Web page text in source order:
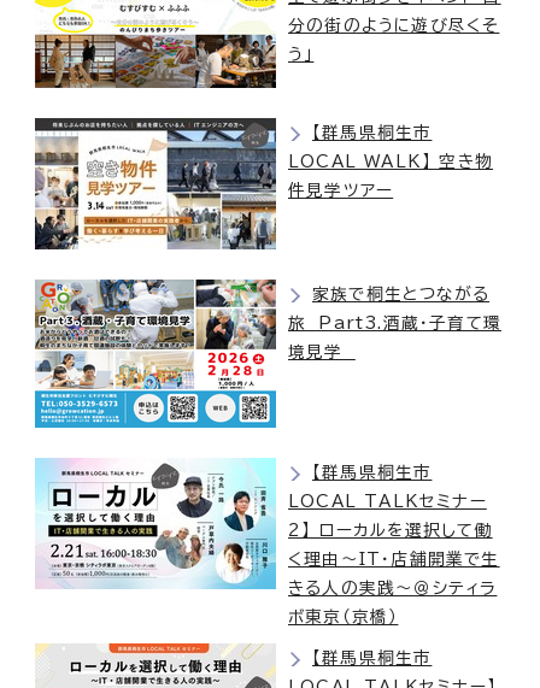
分の街のように遊び尽くそ
う」
【群馬県桐生市
LOCAL WALK】 空き物
件見学ツアー
家族で桐生とつながる
旅 Part3.酒蔵・子育て環
境見学
【群馬県桐生市
LOCAL TALKセミナー
2】 ローカルを選択して働
く理由～IT・店舗開業で生
きる人の実践～＠シティラ
ボ東京（京橋）
【群馬県桐生市